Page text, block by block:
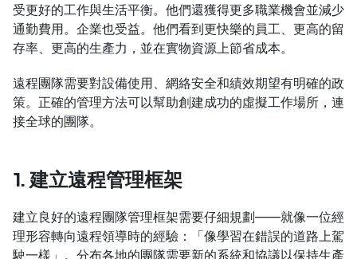
受更好的工作與生活平衡。他們還獲得更多職業機會並減少
通勤費用。企業也受益。他們看到更快樂的員工、更高的留
存率、更高的生產力，並在實物資源上節省成本。
遠程團隊需要對設備使用、網絡安全和績效期望有明確的政
策。正確的管理方法可以幫助創建成功的虛擬工作場所，連
接全球的團隊。
1. 建立遠程管理框架
建立良好的遠程團隊管理框架需要仔細規劃——就像一位經
理形容轉向遠程領導時的經驗：「像學習在錯誤的道路上駕
駛一樣」。分布各地的團隊需要新的系統和協議以保持生產